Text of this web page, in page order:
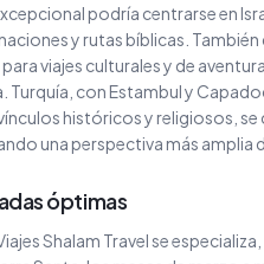
podría centrarse en
y rutas bíblicas.
viajes culturales y de
Turquía, con Estambul y
históricos y religiosos,
una perspectiva más amplia
óptimas
Shalam Travel se